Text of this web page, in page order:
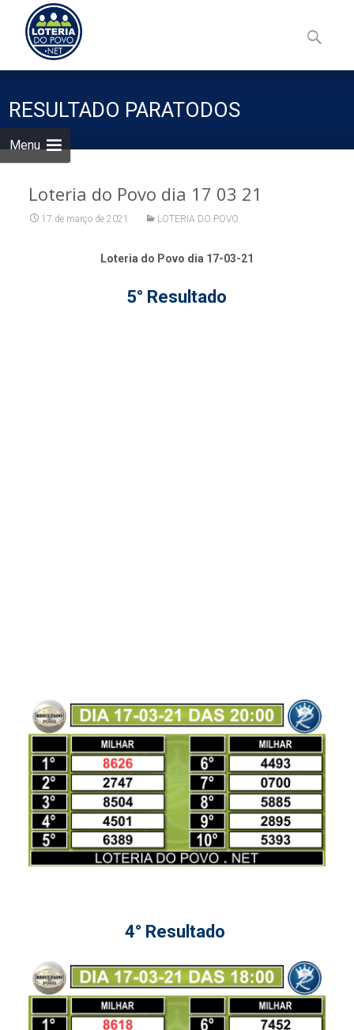
Menu
to
content
por:
RESULTADO PARATODOS
Loteria do Povo dia 17 03 21
17 de março de 2021 LOTERIA DO POVO
Loteria do Povo dia 17-03-21
5° Resultado
4° Resultado